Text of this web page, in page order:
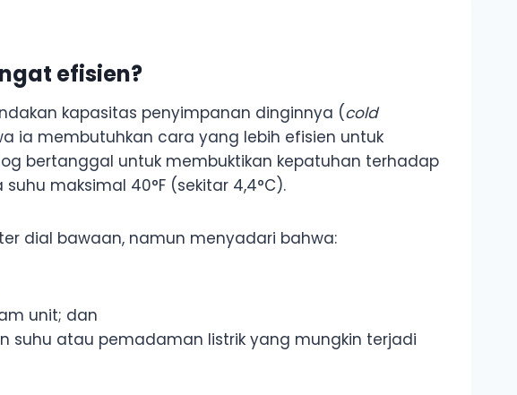
efisien?
kapasitas penyimpanan dinginnya (cold
ia membutuhkan cara yang lebih efisien untuk
bertanggal untuk membuktikan kepatuhan terhadap
maksimal 40°F (sekitar 4,4°C).
dial bawaan, namun menyadari bahwa:
unit; dan
atau pemadaman listrik yang mungkin terjadi